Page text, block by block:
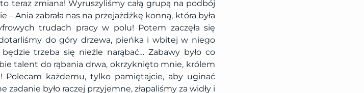
teraz zmiana! Wyruszyliśmy całą grupą na podbój
– Ania zabrała nas na przejażdżkę konną, która była
trudach pracy w polu! Potem zaczęła się
do góry drzewa, pieńka i wbitej w niego
trzeba się nieźle narąbać… Zabawy było co
talent do rąbania drwa, okrzyknięto mnie, królem
każdemu, tylko pamiętajcie, aby uginać
było raczej przyjemne, złapaliśmy za widły i